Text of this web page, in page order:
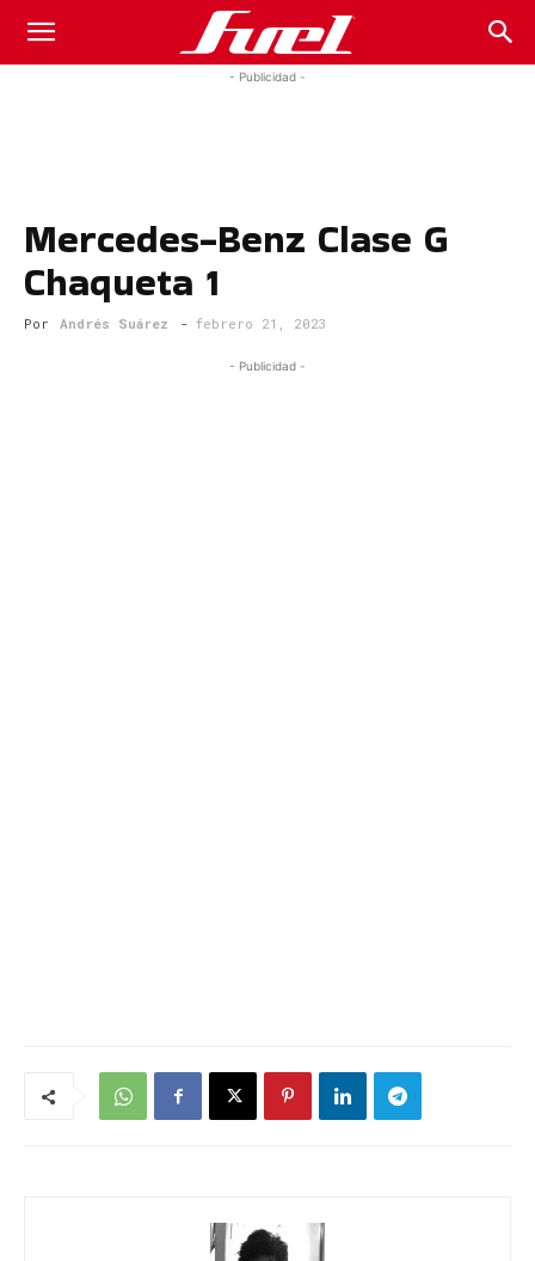
Fuel
Magazine
- Publicidad -
Mercedes-Benz Clase G
Chaqueta 1
Por Andrés Suárez - febrero 21, 2023
- Publicidad -